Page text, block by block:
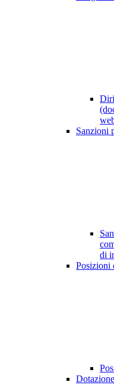
Sanzioni
di
Posizioni